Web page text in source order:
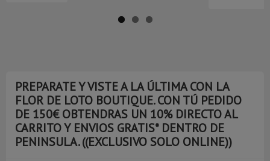
PREPARATE Y VISTE A LA ÚLTIMA CON LA
FLOR DE LOTO BOUTIQUE. CON TÚ PEDIDO
DE 150€ OBTENDRAS UN 10% DIRECTO AL
CARRITO Y ENVIOS GRATIS* DENTRO DE
PENINSULA. ((EXCLUSIVO SOLO ONLINE))